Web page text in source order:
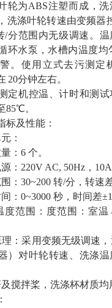
轮为ABS注塑而成，
洗涤叶轮转速由变频器
/分范围内无级调速。
环水泵，水槽内温度均
。使用立式去污测定
20分钟左右。
定机控温、计时和测
85℃。
标及性能：
：
：6 个。
：220V AC, 50Hz，10A
：30~200 转/分，转速
：0~3000 秒，时间差
度范围：度范围：室
：采用变频无级调速
）对叶轮转速、洗涤
搅拌桨，洗涤杯材质均